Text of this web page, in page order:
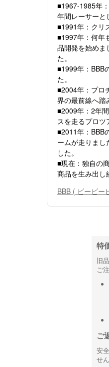
■1967-1985年
年間レーサーと
■1991年：クリ
■1997年：何年
品開発を始めま
た。
■1999年：BBB
た。
■2004年：プロ
界の最前線へ踏
■2009年：2年
スを走るプロツ
■2011年：BBB
ームが走りま
した。
■現在：独自の
商品を生み出し
BBB ( ビービー
特
旧
ご
ご
安
せん